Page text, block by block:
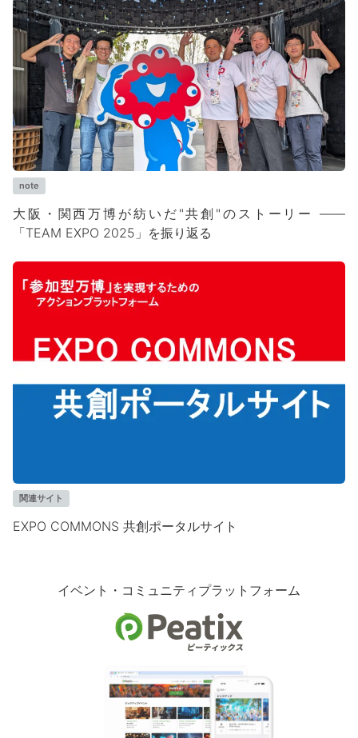
note
大阪・関西万博が紡いだ"共創"のストーリー ――
「TEAM EXPO 2025」を振り返る
関連サイト
EXPO COMMONS 共創ポータルサイト
イベント・コミュニティプラットフォーム